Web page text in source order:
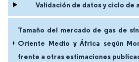
Validación de datos y ciclo de
Tamaño del mercado de gas de
Oriente Medio y África según
frente a otras estimaciones